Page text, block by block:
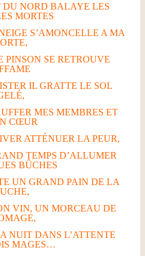
DU NORD BALAYE LES
MORTES
S’AMONCELLE A MA
PINSON SE RETROUVE
IL GRATTE LE SOL
MES MEMBRES ET
CŒUR
ATTÉNUER LA PEUR,
TEMPS D’ALLUMER
BÛCHES
UN GRAND PAIN DE LA
VIN, UN MORCEAU DE
NUIT DANS L’ATTENTE
MAGES…